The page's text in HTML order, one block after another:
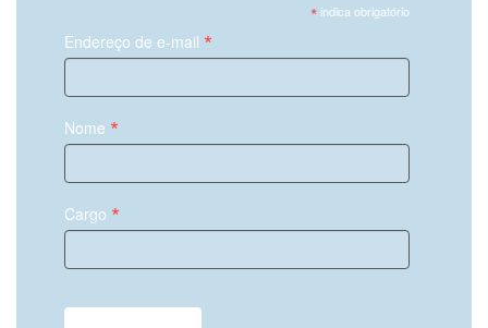
*indica obrigatório
Endereço de e-mail *
Nome *
Cargo *